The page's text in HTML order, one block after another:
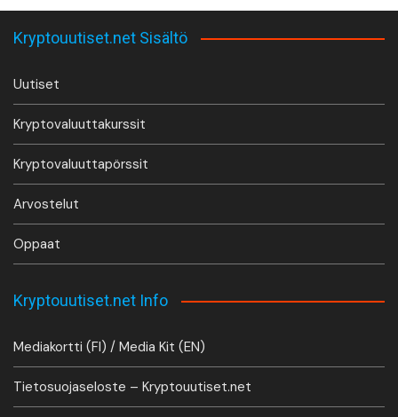
Kryptouutiset.net Sisältö
Uutiset
Kryptovaluuttakurssit
Kryptovaluuttapörssit
Arvostelut
Oppaat
Kryptouutiset.net Info
Mediakortti (FI) / Media Kit (EN)
Tietosuojaseloste – Kryptouutiset.net